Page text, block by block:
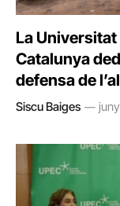
La Universitat
Catalunya
defensa de
Siscu Baiges